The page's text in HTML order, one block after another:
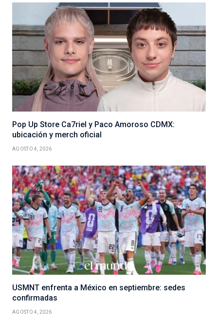
Pop Up Store Ca7riel y Paco Amoroso CDMX:
ubicación y merch oficial
AGOSTO 4, 2026
USMNT enfrenta a México en septiembre: sedes
confirmadas
AGOSTO 4, 2026